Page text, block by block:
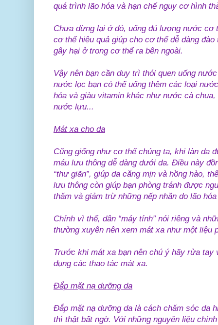
quá trình lão hóa và hạn chế nguy cơ hình
Chưa dừng lại ở đó, uống đủ lượng nước cơ
cơ thể hiệu quả giúp cho cơ thể dễ dàng
gây hại ở trong cơ thể ra bên ngoài.
Vậy nên bạn cần duy trì thói quen uống
nước lọc bạn có thể uống thêm các loại
hóa và giàu vitamin khác như nước cà
nước lựu...
Mát xa cho da
Cũng giống như cơ thể chúng ta, khi làn da
máu lưu thông dễ dàng dưới da. Điều này
“thư giãn”, giúp da căng mịn và hồng hào,
lưu thông còn giúp bạn phòng tránh được
thăm và giảm trừ những nếp nhăn do lão
Chính vì thế, dân “máy tính” nói riêng và
thường xuyên nên xem mát xa như một liệu
Trước khi mát xa bạn nên chú ý hãy rửa tay
dụng các thao tác mát xa.
Đắp mặt nạ dưỡng da
Đắp mặt nạ dưỡng da là cách chăm sóc da
thì thật bất ngờ. Với những nguyên liệu